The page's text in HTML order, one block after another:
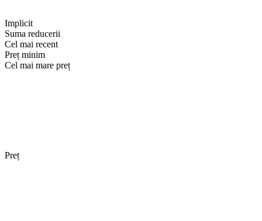
Implicit
Suma reducerii
Cel mai recent
Preț minim
Cel mai mare preț
Preț